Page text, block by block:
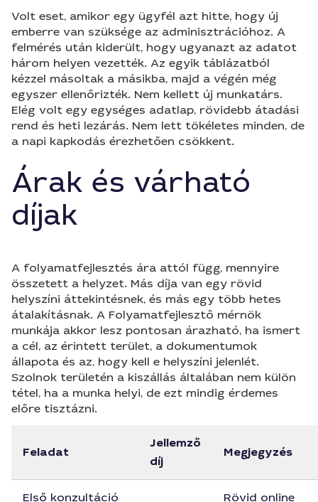
Volt eset, amikor egy ügyfél azt hitte, hogy új
emberre van szüksége az adminisztrációhoz. A
felmérés után kiderült, hogy ugyanazt az adatot
három helyen vezették. Az egyik táblázatból
kézzel másoltak a másikba, majd a végén még
egyszer ellenőrizték. Nem kellett új munkatárs.
Elég volt egy egységes adatlap, rövidebb átadási
rend és heti lezárás. Nem lett tökéletes minden, de
a napi kapkodás érezhetően csökkent.
Árak és várható
díjak
A folyamatfejlesztés ára attól függ, mennyire
összetett a helyzet. Más díja van egy rövid
helyszíni áttekintésnek, és más egy több hetes
átalakításnak. A Folyamatfejlesztő mérnök
munkája akkor lesz pontosan árazható, ha ismert
a cél, az érintett terület, a dokumentumok
állapota és az, hogy kell e helyszíni jelenlét.
Szolnok területén a kiszállás általában nem külön
tétel, ha a munka helyi, de ezt mindig érdemes
előre tisztázni.
Feladat
Jellemző
díj
Megjegyzés
Első konzultáció
Rövid online